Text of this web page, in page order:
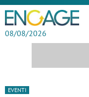
08/08/2026
EVENTI